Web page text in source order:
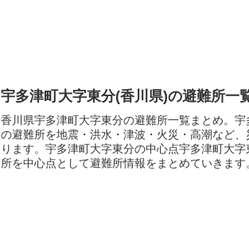
宇多津町大字東分(香川県)の避難所一
香川県宇多津町大字東分の避難所一覧まとめ。
の避難所を地震・洪水・津波・火災・高潮など
ります。宇多津町大字東分の中心点宇多津町大
所を中心点として避難所情報をまとめていきます